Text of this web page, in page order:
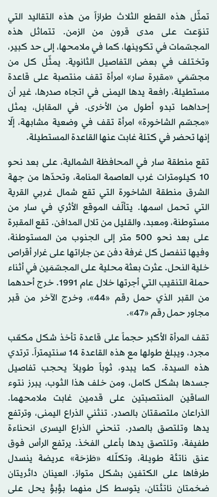
تمثّل هذه القطع الثلاث طرازاً من هذه التقاليد التي
تنوّعت على مدى قرون من الزمن. تتماثل هذه
المجسّمات في تكوينها، كما في ملامحها، إلى حد كبير،
وتختلف في بعض التفاصيل الثانوية. يمثّل كل من
مجسّمَي «مقبرة سار» امرأة تقف منتصبة على قاعدة
مستطيلة، رافعة يدها اليمنى في اتجاه صدرها، غير أن
إحداهما تبدو أطول من الأخرى. في المقابل، يمثل
«مجسّم الشاخورة» امرأة تقف في وضعية مشابهة، إلّا
إنها تحضر في كتلة غابت عنها القاعدة المستطيلة.
تقع منطقة سار في المحافظة الشمالية، على بعد نحو
10 كيلومترات غرب العاصمة المنامة، وتحدّها من جهة
الشرق منطقة الشاخورة التي تقع شمال غربي القرية
التي تحمل اسمها. يتألّف الموقع الأثري في سار من
مستوطنة، ومعبد، والقليل من تلال المدافن. تقع المقبرة
على بعد نحو 500 متر إلى الجنوب من المستوطنة،
وفيها تنفصل كل غرفة دفن عن جاراتها على غرار أقراص
خلية النحل. عثرت بعثة محلية على المجسّمَين في أثناء
حملة التنقيب التي أجرتها خلال عام 1991. خرج أحدهما
من القبر الذي حمل رقم «44»، وخرج الآخر من قبر
مجاور حمل رقم «47».
تقف المرأة الأكبر حجماً على قاعدة تأخذ شكل مكعّب
مجرد، ويبلغ طولها مع هذه القاعدة 14 سنتيمتراً. ترتدي
هذه السيدة، كما يبدو، ثوباً طويلاً يحجب تفاصيل
جسدها بشكل كامل، ومن خلف هذا الثوب، يبرز نتوء
الساقين المنتصبتين على قدمين غابت ملامحهما.
الذراعان ملتصقتان بالصدر. تنثني الذراع اليمنى، وترتفع
يدها وتلتصق بالصدر. تنحني الذراع اليسرى انحناءة
طفيفة، وتلتصق يدها بأعلى الفخذ. يرتفع الرأس فوق
عنق ناتئة طويلة، وتكلّله «طَرْحَة» عريضة ينسدل
طرفاها على الكتفين بشكل متواز. العينان دائريتان
ضخمتان ناتئتان، يتوسط كل منهما بؤبؤ يحل على